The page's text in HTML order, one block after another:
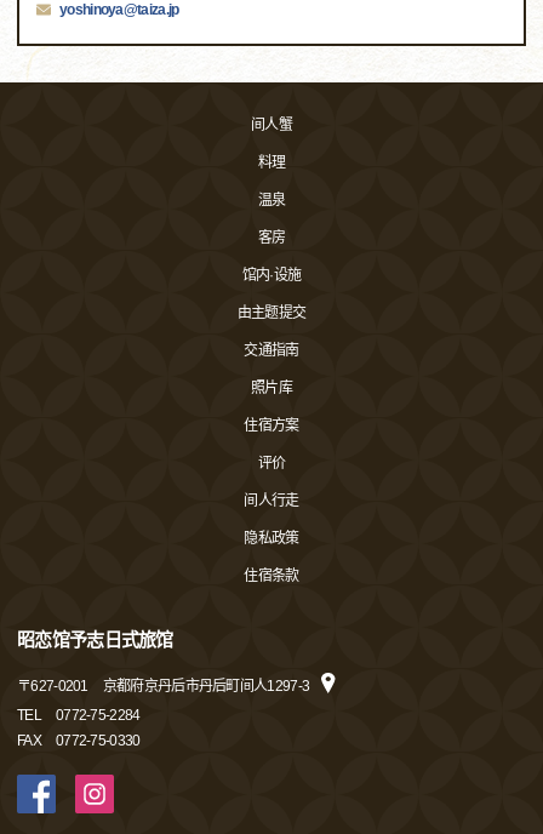
yoshinoya@taiza.jp
间人蟹
料理
温泉
客房
馆内·设施
由主题提交
交通指南
照片库
住宿方案
评价
间人行走
隐私政策
住宿条款
昭恋馆予志日式旅馆
〒627-0201
京都府京丹后市丹后町间人1297-3
TEL
0772-75-2284
FAX
0772-75-0330